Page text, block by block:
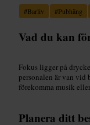
#Barliv #Pubhäng
Vad du kan
Fokus ligger på
personalen är van vid
förekomma musik
Planera ditt